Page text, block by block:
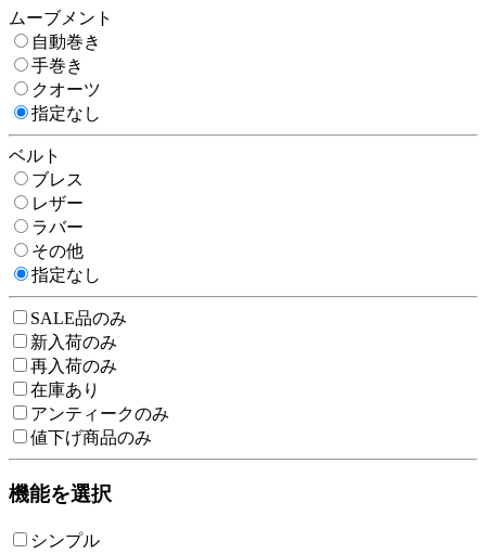
ムーブメント
自動巻き
手巻き
クオーツ
指定なし
ベルト
ブレス
レザー
ラバー
その他
指定なし
SALE品のみ
新入荷のみ
再入荷のみ
在庫あり
アンティークのみ
値下げ商品のみ
機能を選択
シンプル